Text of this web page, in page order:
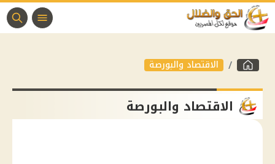
الاقتصاد والبورصة
الاقتصاد والبورصة